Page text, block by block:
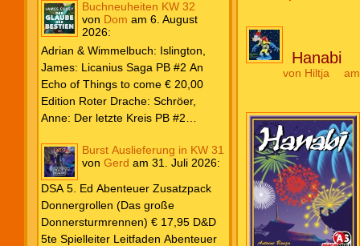
Buchneuheiten KW 32
von Dom am 6. August
2026:
Adrian & Wimmelbuch: Islington,
James: Licanius Saga PB #2 An
Echo of Things to come € 20,00
Edition Roter Drache: Schröer,
Anne: Der letzte Kreis PB #2
Frank: Der Pandora-Zyklus PB #1
Die Reise nach Pandora € 16,00
Corey, James: The Captive’s War
HC #2 Der Glaube der Bestien €
24,00 Loewe: Suzuki, Julietta: Süße
Bisse #6 € 7,50
Burst Auslieferung in KW 31
von Gerd am 31. Juli 2026:
DSA 5. Ed Abenteuer Zusatzpack
Donnergrollen (Das große
Donnersturmrennen) € 17,95 D&D
5te Spielleiter Leitfaden Abenteuer
Beiträge
Hanabi
von Hiltja